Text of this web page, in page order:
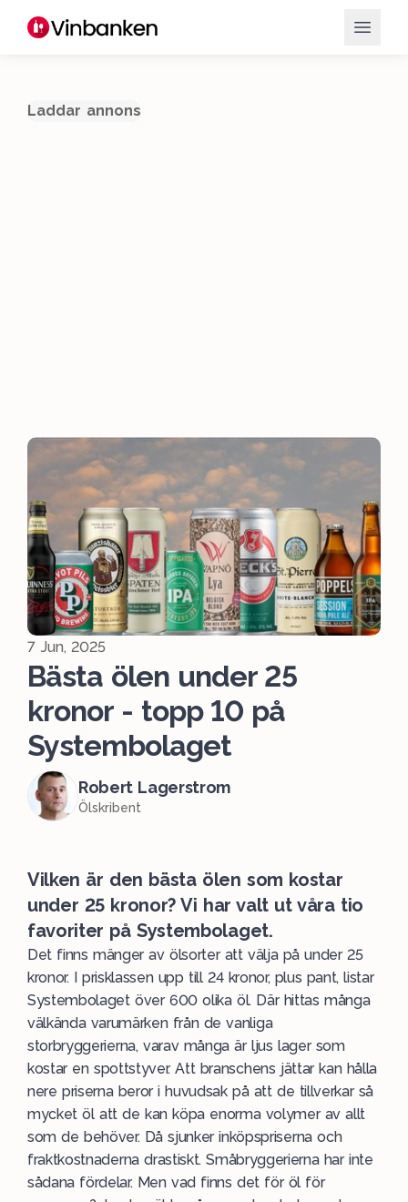
Laddar annons
7 Jun, 2025
Bästa ölen under 25
kronor - topp 10 på
Systembolaget
Robert Lagerstrom
Ölskribent
Vilken är den bästa ölen som kostar
under 25 kronor? Vi har valt ut våra tio
favoriter på Systembolaget.
Det finns mänger av ölsorteratt välja på under 25
kronor. I prisklassen upp till 24 kronor, plus pant, listar
Systembolaget över 600 olika öl. Där hittas många
välkända varumärken från de vanliga
storbryggerierna, varav många är ljus lager som
kostar en spottstyver. Att branschens jättar kan hålla
nere priserna beror i huvudsak på att de tillverkar så
mycket öl att de kan köpa enorma volymer av allt
som de behöver. Då sjunker inköpspriserna och
fraktkostnaderna drastiskt. Småbryggerierna har inte
sådana fördelar. Men vad finns det för öl för